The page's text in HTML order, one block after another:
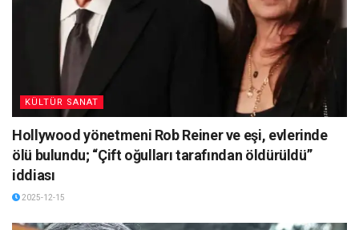
KÜLTÜR SANAT
Hollywood yönetmeni Rob Reiner ve eşi, evlerinde
ölü bulundu; “Çift oğulları tarafından öldürüldü”
iddiası
2025-12-15